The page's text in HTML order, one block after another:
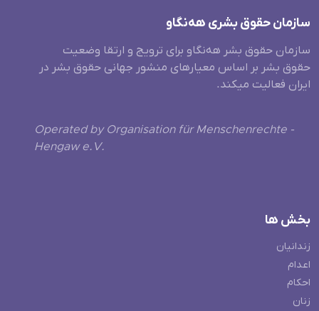
سازمان حقوق بشری هەنگاو
سازمان حقوق بشر هه‌نگاو برای ترویج و ارتقا وضعیت
حقوق بشر بر اساس معیارهای منشور جهانی حقوق بشر در
ایران فعالیت میکند.
Operated by Organisation für Menschenrechte -
Hengaw e.V.
بخش ها
زندانیان
اعدام
احکام
زنان